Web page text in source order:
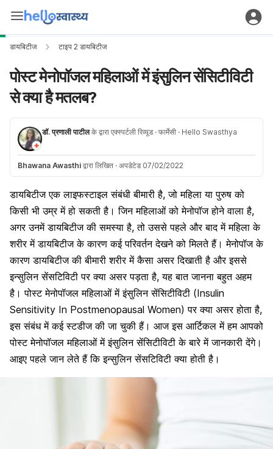
डायबिटीज टाइप 2 डायबिटीज
पोस्ट मेनोपॉजल महिलाओं में इंसुलिन सेंसिटीविटी
से क्या है मतलब?
डॉ. प्रणाली पाटीलके द्वारा एक्स्पर्टली रिव्यूड · फार्मेसी · Hello Swasthya
Bhawana Awasthi द्वारा लिखित · अपडेटेड 07/02/2022
डायबिटीज एक लाइफस्टाइल संबंधी बीमारी है, जो महिला या पुरुष को
किसी भी उम्र में हो सकती है। जिन महिलाओं को मेनोपॉज होने वाला है,
अगर उनमें डायबिटीज की समस्या है, तो उससे पहले और बाद में महिला के
शरीर में डायबिटीज के कारण कई परिवर्तन देखने को मिलते हैं। मेनोपॉज के
कारण डायबिटीज की बीमारी शरीर में कैसा असर दिखाती है और इससे
इन्सुलिन सेंसटिविटी पर क्या असर पड़ता है, यह बात जानना बहुत अहम
है। पोस्ट मेनोपॉजल महिलाओं में इंसुलिन सेंसिटीविटी (Insulin
Sensitivity In Postmenopausal Women) पर क्या असर होता है,
इस संबंध में कई स्टडीज की जा चुकी हैं। आज इस आर्टिकल में हम आपको
पोस्ट मेनोपॉजल महिलाओं में इंसुलिन सेंसिटीविटी के बारे में जानकारी देंगे।
आइए पहले जान लेते हैं कि इन्सुलिन सेंसटिविटी क्या होती है।